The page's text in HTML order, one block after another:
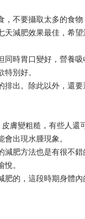
不要攝取太多的食
減肥效果最佳，希望
時胃口變好，營養
別好。
出。除此以外，還
膚變粗糙，有些人還
出現水腫現象。
肥方法也是有很不
。
的，這段時期身體